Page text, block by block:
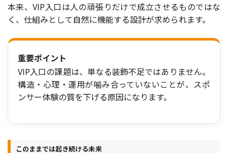
本来、VIP入口は人の頑張りだけで成立させるものではな
く、仕組みとして自然に機能する設計が求められます。
重要ポイント
VIP入口の課題は、単なる装飾不足ではありません。
構造・心理・運用が噛み合っていないことが、スポ
ンサー体験の質を下げる原因になります。
このままでは起き続ける未来